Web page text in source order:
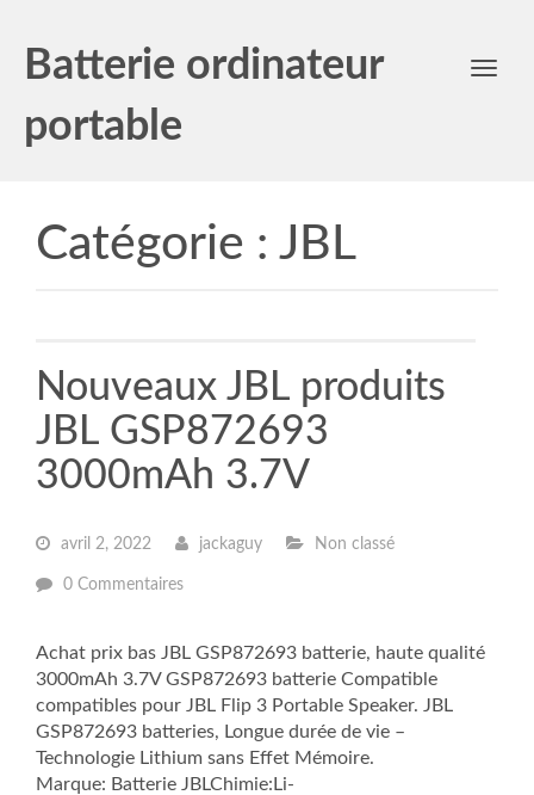
Batterie ordinateur
portable
Toggle
Catégorie : JBL
Nouveaux JBL produits
JBL GSP872693
3000mAh 3.7V
avril 2, 2022 jackaguy Non classé
0 Commentaires
Achat prix bas JBL GSP872693 batterie, haute qualité
3000mAh 3.7V GSP872693 batterie Compatible
compatibles pour JBL Flip 3 Portable Speaker. JBL
GSP872693 batteries, Longue durée de vie –
Technologie Lithium sans Effet Mémoire.
Marque: Batterie JBLChimie:Li-